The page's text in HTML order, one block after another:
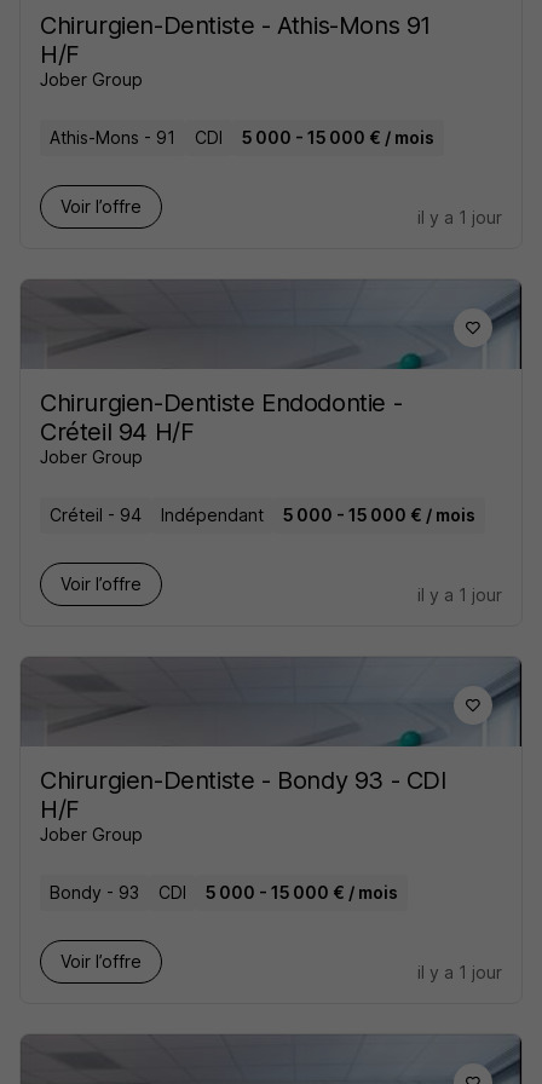
Chirurgien-Dentiste - Athis-Mons 91
H/F
Jober Group
Athis-Mons - 91 CDI 5 000 - 15 000 € / mois
Voir l’offre
il y a 1 jour
Chirurgien-Dentiste Endodontie -
Créteil 94 H/F
Jober Group
Créteil - 94 Indépendant 5 000 - 15 000 € / mois
Voir l’offre
il y a 1 jour
Chirurgien-Dentiste - Bondy 93 - CDI
H/F
Jober Group
Bondy - 93 CDI 5 000 - 15 000 € / mois
Voir l’offre
il y a 1 jour